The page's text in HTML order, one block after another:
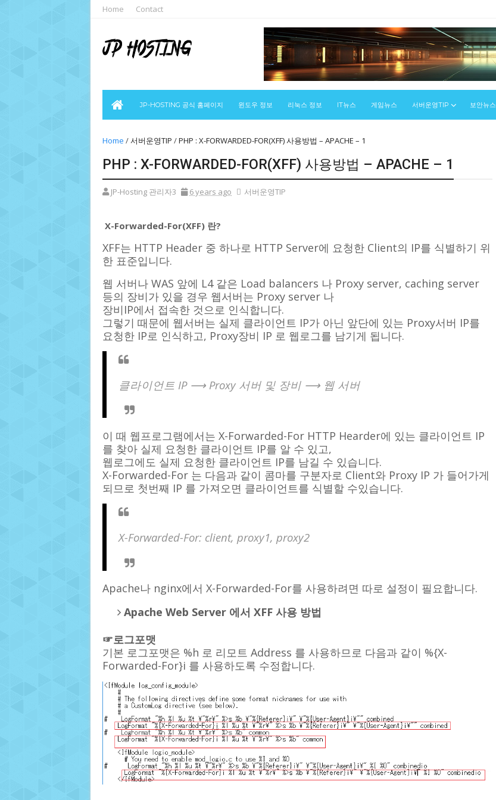
Home Contact
JP-HOSTING 공식 홈페이지 윈도우 정보 리눅스 정보 IT뉴스 게임뉴스 서버운영TIP 보안뉴스
Home /서버운영TIP /PHP : X-FORWARDED-FOR(XFF) 사용방법 – APACHE – 1
PHP : X-FORWARDED-FOR(XFF) 사용방법 – APACHE – 1
JP-Hosting 관리자3 6 years ago 서버운영TIP
X-Forwarded-For(XFF) 란?
XFF는 HTTP Header 중 하나로 HTTP Server에 요청한 Client의 IP를 식별하기 위
한 표준입니다.
웹 서버나 WAS 앞에 L4 같은 Load balancers 나 Proxy server, caching server
등의 장비가 있을 경우 웹서버는 Proxy server 나
장비IP에서 접속한 것으로 인식합니다.
그렇기 때문에 웹서버는 실제 클라이언트 IP가 아닌 앞단에 있는 Proxy서버 IP를
요청한 IP로 인식하고, Proxy장비 IP 로 웹로그를 남기게 됩니다.
클라이언트 IP ⟶ Proxy 서버 및 장비 ⟶ 웹 서버
이 때 웹프로그램에서는 X-Forwarded-For HTTP Hearder에 있는 클라이언트 IP
를 찾아 실제 요청한 클라이언트 IP를 알 수 있고,
웹로그에도 실제 요청한 클라이언트 IP를 남길 수 있습니다.
X-Forwarded-For 는 다음과 같이 콤마를 구분자로 Client와 Proxy IP 가 들어가게
되므로 첫번째 IP 를 가져오면 클라이언트를 식별할 수있습니다.
X-Forwarded-For: client, proxy1, proxy2
Apache나 nginx에서 X-Forwarded-For를 사용하려면 따로 설정이 필요합니다.
Apache Web Server 에서 XFF 사용 방법
☞로그포맷
기본 로그포맷은 %h 로 리모트 Address 를 사용하므로 다음과 같이 %{X-
Forwarded-For}i 를 사용하도록 수정합니다.